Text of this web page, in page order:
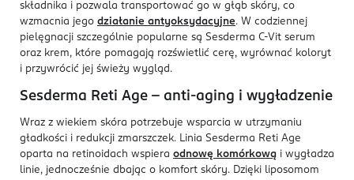
składnika i pozwala transportować go w głąb skóry, co
wzmacnia jego działanie antyoksydacyjne. W codziennej
pielęgnacji szczególnie popularne są Sesderma C-Vit serum
oraz krem, które pomagają rozświetlić cerę, wyrównać koloryt
i przywrócić jej świeży wygląd.
Sesderma Reti Age – anti-aging i wygładzenie
Wraz z wiekiem skóra potrzebuje wsparcia w utrzymaniu
gładkości i redukcji zmarszczek. Linia Sesderma Reti Age
oparta na retinoidach wspiera odnowę komórkową i wygładza
linie, jednocześnie dbając o komfort skóry. Dzięki liposomom